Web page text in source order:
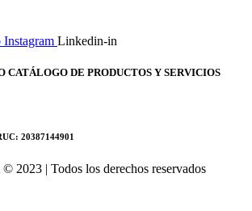
Instagram Linkedin-in
CATÁLOGO DE PRODUCTOS Y SERVICIOS
20387144901
| Todos los derechos reservados